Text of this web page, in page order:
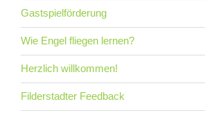
Gastspielförderung
Wie Engel fliegen lernen?
Herzlich willkommen!
Filderstadter Feedback